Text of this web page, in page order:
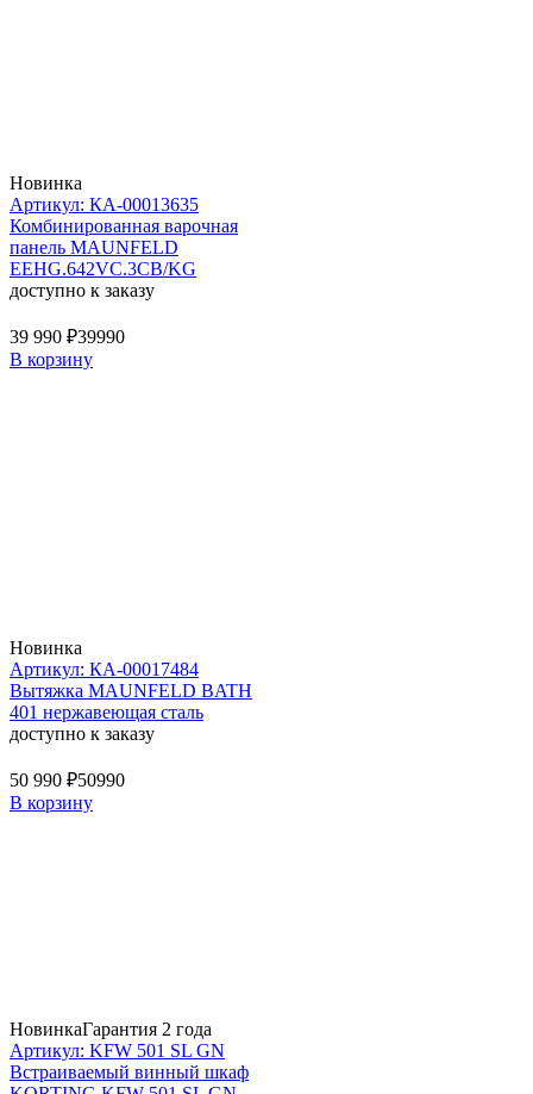
Новинка
Артикул: КА-00013635
Комбинированная варочная
панель MAUNFELD
EEHG.642VC.3CB/KG
доступно к заказу
39 990 ₽39990
В корзину
Новинка
Артикул: КА-00017484
Вытяжка MAUNFELD BATH
401 нержавеющая сталь
доступно к заказу
50 990 ₽50990
В корзину
НовинкаГарантия 2 года
Артикул: KFW 501 SL GN
Встраиваемый винный шкаф